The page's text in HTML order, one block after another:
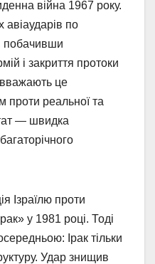
війна 1967 року.
авіаударів по
побачивши
і закриття протоки
вважають це
проти реальної та
— швидка
Ізраїлю проти
у 1981 році. Тоді
Ірак тільки
Удар знищив